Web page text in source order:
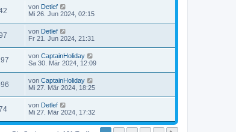
von Detlef
Mi 26. Jun 2024, 02:15
von Detlef
Fr 21. Jun 2024, 21:31
von CaptainHoliday
Sa 30. Mär 2024, 12:09
von CaptainHoliday
Mi 27. Mär 2024, 18:25
von Detlef
Mi 27. Mär 2024, 17:32